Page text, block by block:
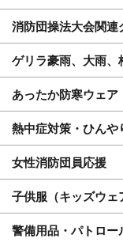
消防団操法大会関連
ゲリラ豪雨、大雨、
あったか防寒ウェア
熱中症対策・ひんや
女性消防団員応援
子供服（キッズウェ
警備用品・パトロー